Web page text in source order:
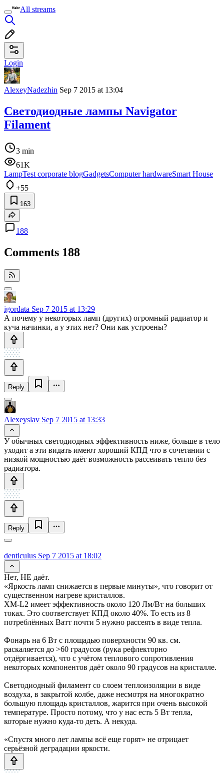
All streams
Login
AlexeyNadezhin Sep 7 2015 at 13:04
Светодиодные лампы Navigator
Filament
3 min
61K
LampTest corporate blogGadgetsComputer hardwareSmart House
+55
163
188
Comments 188
igordata Sep 7 2015 at 13:29
А почему у некоторых ламп (других) огромный радиатор и
куча начинки, а у этих нет? Они как устроены?
Reply
Alexeyslav Sep 7 2015 at 13:33
У обычных светодиодных эффективность ниже, больше в тело
уходит а эти видать имеют хороший КПД что в сочетании с
низкой мощностью даёт возможность рассеивать тепло без
радиатора.
Reply
denticulus Sep 7 2015 at 18:02
Нет, НЕ даёт.
«Яркость ламп снижается в первые минуты», что говорит от
существенном нагреве кристаллов.
XM-L2 имеет эффективность около 120 Лм/Вт на больших
токах. Это соответствует КПД около 40%. То есть из 8
потреблённых Ватт почти 5 нужно рассеять в виде тепла.
Фонарь на 6 Вт с площадью поверхности 90 кв. см.
раскаляется до >60 градусов (рука рефлекторно
отдёргивается), что с учётом теплового сопротивления
некоторых компонентов даёт около 90 градусов на кристалле.
Светодиодный филамент со слоем теплоизоляции в виде
воздуха, в закрытой колбе, даже несмотря на многократно
большую площадь кристаллов, жарится при очень высокой
температуре. Просто потому, что у нас есть 5 Вт тепла,
которые нужно куда-то деть. А некуда.
«Спустя много лет лампы всё еще горят» не отрицает
серьёзной деградации яркости.